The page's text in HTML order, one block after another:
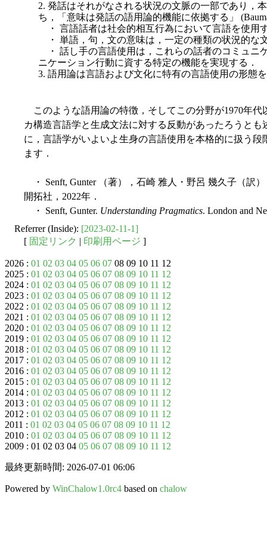
2. 発話はそれがなされる状況の文脈の一部であり，
ち，「意味は発話の語用論的機能に依拠する」
・ 言語話者は社会的相互行為において言語を使用
・ 単語，句，文の意味は，一定の種類の状況的な
・ 話し手の言語使用は，これらの話者のコミュニ
ニケーション行動に資する特定の機能を実現する．
3. 語用論は言語および文化に特有の言語使用の形態
このような語用論の特徴，そしてこの分野が1970年
カ構造言語学と生成文法に対する反動があったろうと
に，言語学がいよいよ生身の言語使用を本格的に扱う
ます．
・ Senft, Gunter （著），石崎 雅人・野呂 幾久子（
開拓社，2022年．
・ Senft, Gunter. Understanding Pragmatics. London and
Referrer (Inside): [2023-02-11-1]
[ 固定リンク | 印刷用ページ ]
2026 : 01 02 03 04 05 06 07 08 09 10 11 12
2025 : 01 02 03 04 05 06 07 08 09 10 11 12
2024 : 01 02 03 04 05 06 07 08 09 10 11 12
2023 : 01 02 03 04 05 06 07 08 09 10 11 12
2022 : 01 02 03 04 05 06 07 08 09 10 11 12
2021 : 01 02 03 04 05 06 07 08 09 10 11 12
2020 : 01 02 03 04 05 06 07 08 09 10 11 12
2019 : 01 02 03 04 05 06 07 08 09 10 11 12
2018 : 01 02 03 04 05 06 07 08 09 10 11 12
2017 : 01 02 03 04 05 06 07 08 09 10 11 12
2016 : 01 02 03 04 05 06 07 08 09 10 11 12
2015 : 01 02 03 04 05 06 07 08 09 10 11 12
2014 : 01 02 03 04 05 06 07 08 09 10 11 12
2013 : 01 02 03 04 05 06 07 08 09 10 11 12
2012 : 01 02 03 04 05 06 07 08 09 10 11 12
2011 : 01 02 03 04 05 06 07 08 09 10 11 12
2010 : 01 02 03 04 05 06 07 08 09 10 11 12
2009 : 01 02 03 04 05 06 07 08 09 10 11 12
最終更新時間: 2026-07-01 06:06
Powered by WinChalow1.0rc4 based on chalow